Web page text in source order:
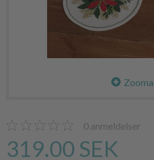
Zooma
0 anmeldelser
319.00 SEK